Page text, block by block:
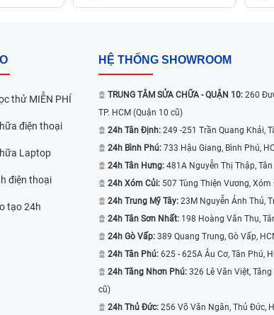
thử MIỄN PHÍ
điện thoại
Laptop
điện thoại
tạo 24h
HỆ THỐNG SHOWROOM
TRUNG TÂM SỬA CHỮA - QUẬN 10: 260
TP. HCM (Quận 10 cũ)
24h Tân Định: 249 -251 Trần Quang Khải,
24h Bình Phú: 733 Hậu Giang, Bình Phú,
24h Tân Hưng: 481A Nguyễn Thị Thập,
24h Xóm Củi: 507 Tùng Thiện Vương, Xóm
24h Trung Mỹ Tây: 23M Nguyễn Ảnh Thủ,
24h Tân Sơn Nhất: 198 Hoàng Văn Thụ,
24h Gò Vấp: 389 Quang Trung, Gò Vấp,
24h Tân Phú: 625 - 625A Âu Cơ, Tân Phú,
24h Tăng Nhơn Phú: 326 Lê Văn Việt,
cũ)
24h Thủ Đức: 256 Võ Văn Ngân, Thủ Đức,